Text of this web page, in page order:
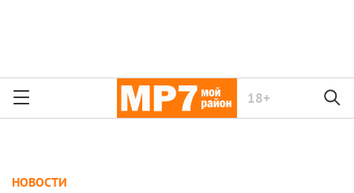
18+
НОВОСТИ